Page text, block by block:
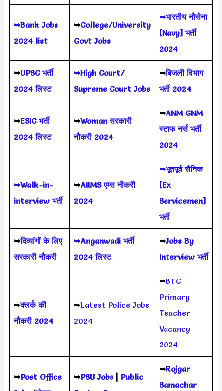
➥Bank Jobs
2024 list
➥College/University
Govt Jobs
➥भारतीय नौसेना
[Navy] भर्ती
2024
➥UPSC भर्ती
2024 लिस्ट
➥High Court/
Supreme Court Jobs
➥बिजली विभाग
भर्ती 2024
➥ESIC भर्ती
2024 लिस्ट
➥Woman सरकारी
नौकरी 2024
➥ANM GNM
स्टाफ नर्स भर्ती
2024
➥Walk-in-
interview भर्ती
➥AIIMS एम्स नौकरी
2024
➥भूतपूर्व सैनिक
[Ex
Servicemen]
भर्ती
➥दिव्यांगों के लिए
सरकारी नौकरी
➥Anganwadi भर्ती
2024 लिस्ट
➥Jobs By
Interview भर्ती
➥क्लर्क की
नौकरी 2024
➥Latest Police Jobs
2024
➥BTC
Primary
Teacher
Vacancy
2024
➥Post Office
➥PSU Jobs| Public
➥Rojgar
Samachar